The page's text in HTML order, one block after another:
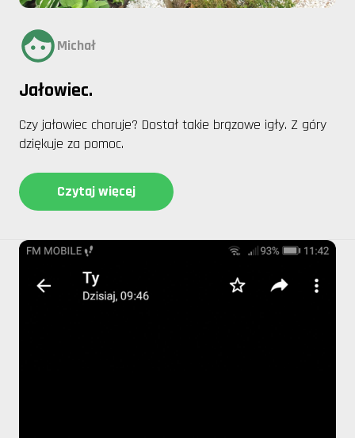
Michał
Jałowiec.
Czy jałowiec choruje? Dostał takie brązowe igły. Z góry
dziękuje za pomoc.
Czytaj więcej